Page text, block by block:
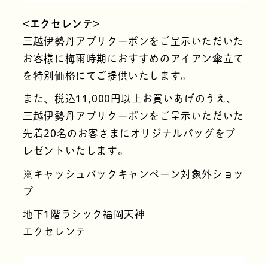
<エクセレンテ>
三越伊勢丹アプリクーポンをご呈示いただいた
お客様に梅雨時期におすすめのアイアン傘立て
を特別価格にてご提供いたします。
また、税込11,000円以上お買いあげのうえ、
三越伊勢丹アプリクーポンをご呈示いただいた
先着20名のお客さまにオリジナルバッグをプ
レゼントいたします。
※キャッシュバックキャンペーン対象外ショッ
プ
地下1階ラシック福岡天神
エクセレンテ